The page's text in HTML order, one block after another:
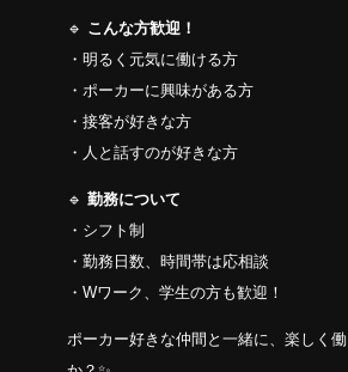
🔹 こんな方歓迎！
・明るく元気に働ける方
・ポーカーに興味がある方
・接客が好きな方
・人と話すのが好きな方
🔹勤務について
・シフト制
・勤務日数、時間帯は応相談
・Wワーク、学生の方も歓迎！
ポーカー好きな仲間と一緒に、楽しく